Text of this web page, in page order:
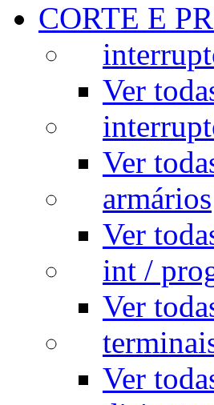
CORTE E
Ver
Ver
armários
Ver
int /
Ver
Ver